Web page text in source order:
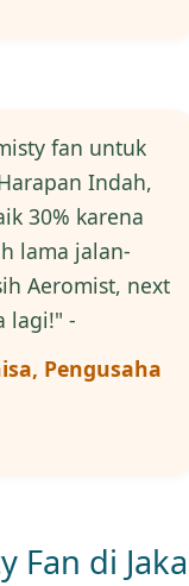
fan untuk
Indah,
30% karena
lama jalan-
Aeromist, next
lagi!" -
Pengusaha
di